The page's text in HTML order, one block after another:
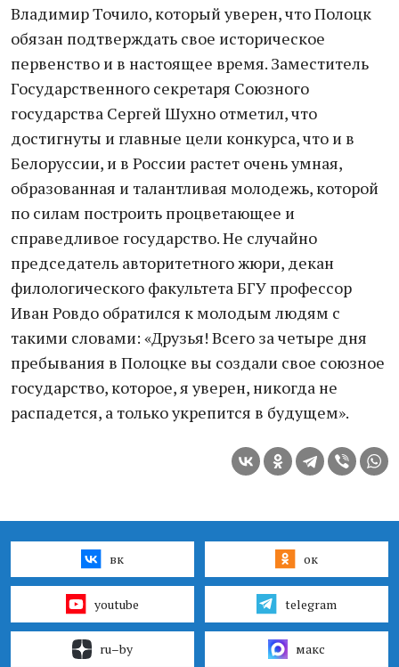
Владимир Точило, который уверен, что Полоцк
обязан подтверждать свое историческое
первенство и в настоящее время. Заместитель
Государственного секретаря Союзного
государства Сергей Шухно отметил, что
достигнуты и главные цели конкурса, что и в
Белоруссии, и в России растет очень умная,
образованная и талантливая молодежь, которой
по силам построить процветающее и
справедливое государство. Не случайно
председатель авторитетного жюри, декан
филологического факультета БГУ профессор
Иван Ровдо обратился к молодым людям с
такими словами: «Друзья! Всего за четыре дня
пребывания в Полоцке вы создали свое союзное
государство, которое, я уверен, никогда не
распадется, а только укрепится в будущем».
вк ок
youtube telegram
ru–by макс